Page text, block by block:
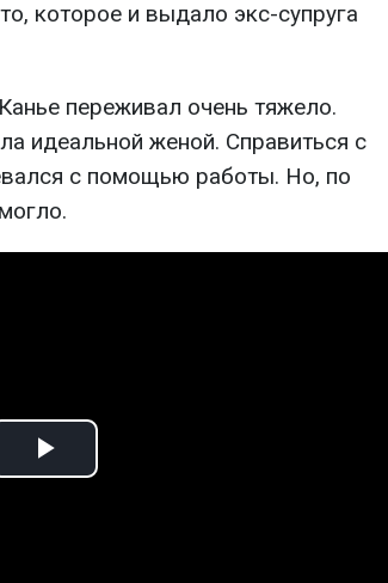
которое и выдало экс-супруга
переживал очень тяжело.
идеальной женой. Справиться с
с помощью работы. Но, по
Play